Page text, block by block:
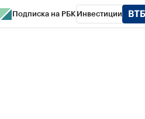
Подписка на РБК Инвестиции